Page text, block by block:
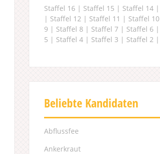
Staffel 16 | Staffel 15 | Staffel 14 |
| Staffel 12 | Staffel 11 | Staffel 10
9 | Staffel 8 | Staffel 7 | Staffel 6 |
5 | Staffel 4 | Staffel 3 | Staffel 2 |
Beliebte Kandidaten
Abflussfee
Ankerkraut